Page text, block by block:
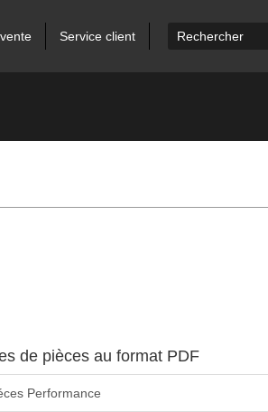
Service client
de pièces au format PDF
Performance